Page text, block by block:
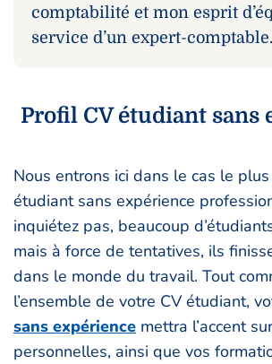
comptabilité et mon esprit
service d’un expert-comptable.
Profil CV étudiant sans
Nous entrons ici dans le cas le plus
étudiant sans expérience
inquiétez pas, beaucoup
mais à force de tentatives, ils
dans le monde du travail. Tout
l’ensemble de votre CV étudiant,
sans expérience mettra l’accent
personnelles, ainsi que vos